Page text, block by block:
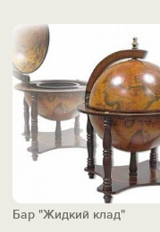
Бар "Жидкий клад"